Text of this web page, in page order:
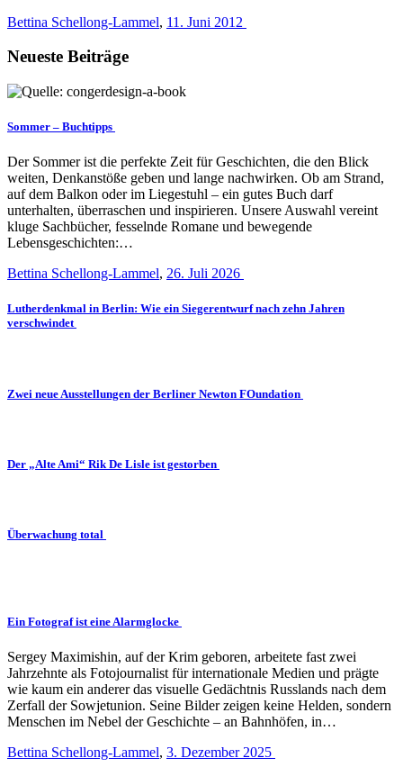
Bettina Schellong-Lammel, 11. Juni 2012
Neueste Beiträge
Sommer – Buchtipps
Der Sommer ist die perfekte Zeit für Geschichten, die den Blick
weiten, Denkanstöße geben und lange nachwirken. Ob am Strand,
auf dem Balkon oder im Liegestuhl – ein gutes Buch darf
unterhalten, überraschen und inspirieren. Unsere Auswahl vereint
kluge Sachbücher, fesselnde Romane und bewegende
Lebensgeschichten:…
Bettina Schellong-Lammel, 26. Juli 2026
Lutherdenkmal in Berlin: Wie ein Siegerentwurf nach zehn Jahren
verschwindet
Zwei neue Ausstellungen der Berliner Newton FOundation
Der „Alte Ami“ Rik De Lisle ist gestorben
Überwachung total
Ein Fotograf ist eine Alarmglocke
Sergey Maximishin, auf der Krim geboren, arbeitete fast zwei
Jahrzehnte als Fotojournalist für internationale Medien und prägte
wie kaum ein anderer das visuelle Gedächtnis Russlands nach dem
Zerfall der Sowjetunion. Seine Bilder zeigen keine Helden, sondern
Menschen im Nebel der Geschichte – an Bahnhöfen, in…
Bettina Schellong-Lammel, 3. Dezember 2025